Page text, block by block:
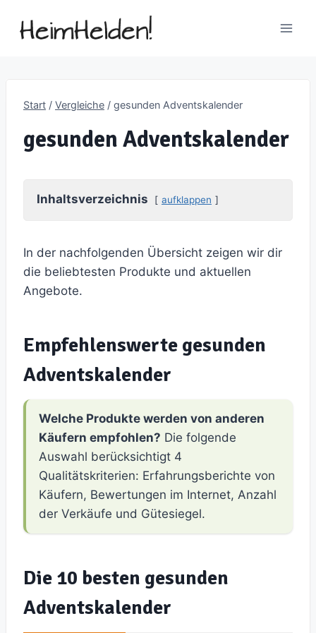
Inhalt
Start / Vergleiche / gesunden Adventskalender
gesunden Adventskalender
Inhaltsverzeichnis aufklappen
In der nachfolgenden Übersicht zeigen wir dir
die beliebtesten Produkte und aktuellen
Angebote.
Empfehlenswerte gesunden
Adventskalender
Welche Produkte werden von anderen
Käufern empfohlen? Die folgende
Auswahl berücksichtigt 4
Qualitätskriterien: Erfahrungsberichte von
Käufern, Bewertungen im Internet, Anzahl
der Verkäufe und Gütesiegel.
Die 10 besten gesunden
Adventskalender